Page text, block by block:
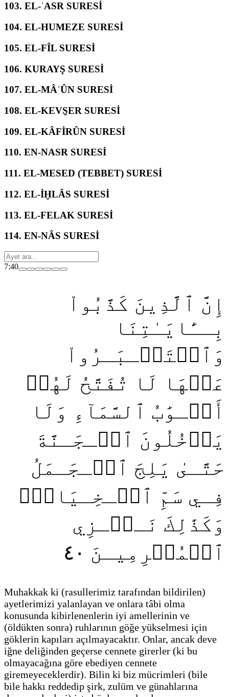
103. EL-ʿASR SURESİ
104. EL-HUMEZE SURESİ
105. EL-FÎL SURESİ
106. KURAYŞ SURESİ
107. EL-MÂʿÛN SURESİ
108. EL-KEVS̱ER SURESİ
109. EL-KÂFİRÛN SURESİ
110. EN-NASR SURESİ
111. EL-MESED (TEBBET) SURESİ
112. EL-İḪLÂS SURESİ
113. EL-FELAK SURESİ
114. EN-NÂS SURESİ
7:40
إِنَّ ٱلَّذِينَ كَذَّبُواْ
بِــَٔايَـٰتِنَا
وَٱسۡتَكۡـبَـرُواْ
عَنۡهَا لَا تُفَتَّحُ لَهُمۡ
أَبۡـوَٰبُ ٱلسَّمَآءِ وَلَا
يَدۡخُلُونَ ٱلۡـجَـنَّةَ
حَتَّـىٰ يَلِجَ ٱلۡـجَـمَلُ
فِـي سَمِّ ٱلۡـخِـيَاطِۚ
وَكَذَٰلِكَ نَـجۡـزِي
ٱلۡمُجۡرِمِيـنَ ٤٠
Muhakkak ki (rasullerimiz tarafından bildirilen)
ayetlerimizi yalanlayan ve onlara tâbi olma
konusunda kibirlenenlerin iyi amellerinin ve
(öldükten sonra) ruhlarının göğe yükselmesi için
göklerin kapıları açılmayacaktır. Onlar, ancak deve
iğne deliğinden geçerse cennete girerler (ki bu
olmayacağına göre ebediyen cennete
giremeyeceklerdir). Bilin ki biz mücrimleri (bile
bile hakkı reddedip şirk, zulüm ve günahlarına